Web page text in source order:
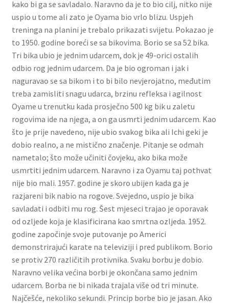
kako bi ga se savladalo. Naravno da je to bio cilj, nitko nije
uspio u tome ali zato je Oyama bio vrlo blizu. Uspjeh
treninga na planini je trebalo prikazati svijetu. Pokazao je
to 1950. godine boreći se sa bikovima. Borio se sa 52 bika.
Tri bika ubio je jednim udarcem, dok je 49-orici ostalih
odbio rog jednim udarcem. Da je bio ogroman i jak i
naguravao se sa bikom i to bi bilo nevjerojatno, međutim
treba zamisliti snagu udarca, brzinu refleksa i agilnost
Oyame u trenutku kada prosječno 500 kg bik u zaletu
rogovima ide na njega, a on ga usmrti jednim udarcem. Kao
što je prije navedeno, nije ubio svakog bika ali Ichi geki je
dobio realno, a ne mistično značenje. Pitanje se odmah
nametalo; što može učiniti čovjeku, ako bika može
usmrtiti jednim udarcem. Naravno i za Oyamu taj pothvat
nije bio mali. 1957. godine je skoro ubijen kada ga je
razjareni bik nabio na rogove. Svejedno, uspio je bika
savladati i odbiti mu rog. Šest mjeseci trajao je oporavak
od ozljede koja je klasificirana kao smrtna ozljeda. 1952.
godine započinje svoje putovanje po Americi
demonstrirajući karate na televiziji i pred publikom. Borio
se protiv 270 različitih protivnika. Svaku borbu je dobio.
Naravno velika većina borbi je okončana samo jednim
udarcem. Borba ne bi nikada trajala više od tri minute.
Najčešće, nekoliko sekundi. Princip borbe bio je jasan. Ako